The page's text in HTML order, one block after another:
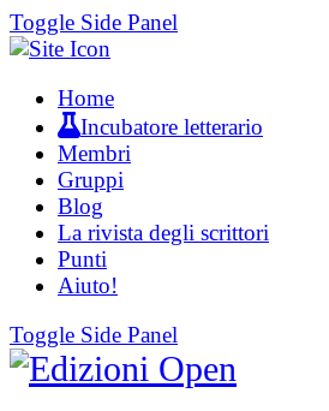
Toggle Side Panel
Home
Incubatore letterario
Membri
Gruppi
Blog
La rivista degli scrittori
Punti
Aiuto!
Toggle Side Panel